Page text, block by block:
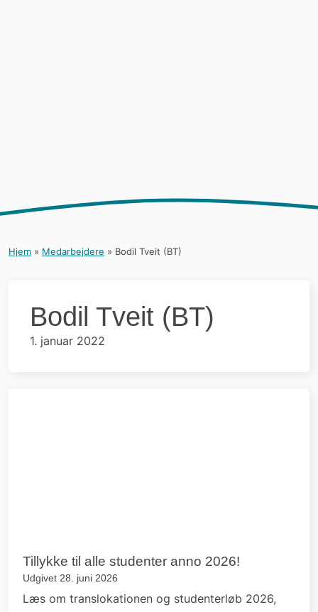
Hjem » Medarbejdere » Bodil Tveit (BT)
Bodil Tveit (BT)
1. januar 2022
Tillykke til alle studenter anno 2026!
Udgivet 28. juni 2026
Læs om translokationen og studenterløb 2026,